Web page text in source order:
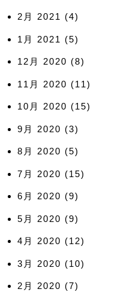
2月 2021 (4)
1月 2021 (5)
12月 2020 (8)
11月 2020 (11)
10月 2020 (15)
9月 2020 (3)
8月 2020 (5)
7月 2020 (15)
6月 2020 (9)
5月 2020 (9)
4月 2020 (12)
3月 2020 (10)
2月 2020 (7)